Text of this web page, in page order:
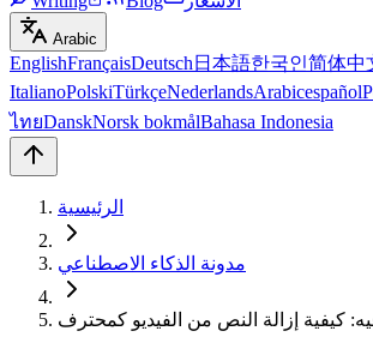
Arabic
EnglishFrançaisDeutsch 日本語한국인简体中
ItalianoPolskiTürkçeNederlandsArabicespañol
ไทยDanskNorsk bokmålBahasa Indonesia
الرئيسية
مدونة الذكاء الاصطناعي
كيفية إزالة النص من الفيديو كمحترف